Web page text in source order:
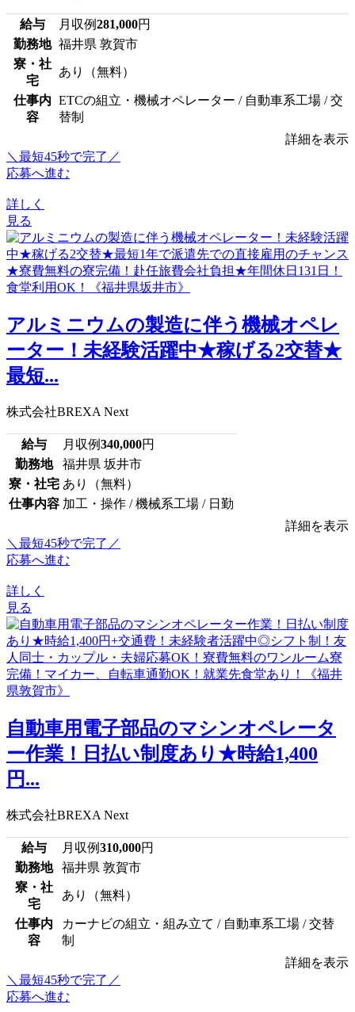
給与 月収例281,000円
勤務地 福井県 敦賀市
寮・社
宅
あり（無料）
仕事内
容
ETCの組立・機械オペレーター / 自動車系工場 / 交
替制
詳細を表示
＼最短45秒で完了／
応募へ進む
詳しく
見る
アルミニウムの製造に伴う機械オペレ
ーター！未経験活躍中★稼げる2交替★
最短...
株式会社BREXA Next
給与 月収例340,000円
勤務地
福井県 坂井市
寮・社宅 あり（無料）
仕事内容 加工・操作 / 機械系工場 / 日勤
詳細を表示
＼最短45秒で完了／
応募へ進む
詳しく
見る
自動車用電子部品のマシンオペレータ
ー作業！日払い制度あり★時給1,400
円...
株式会社BREXA Next
給与 月収例310,000円
勤務地
福井県 敦賀市
寮・社
宅
あり（無料）
仕事内
容
カーナビの組立・組み立て / 自動車系工場 / 交替
制
詳細を表示
＼最短45秒で完了／
応募へ進む